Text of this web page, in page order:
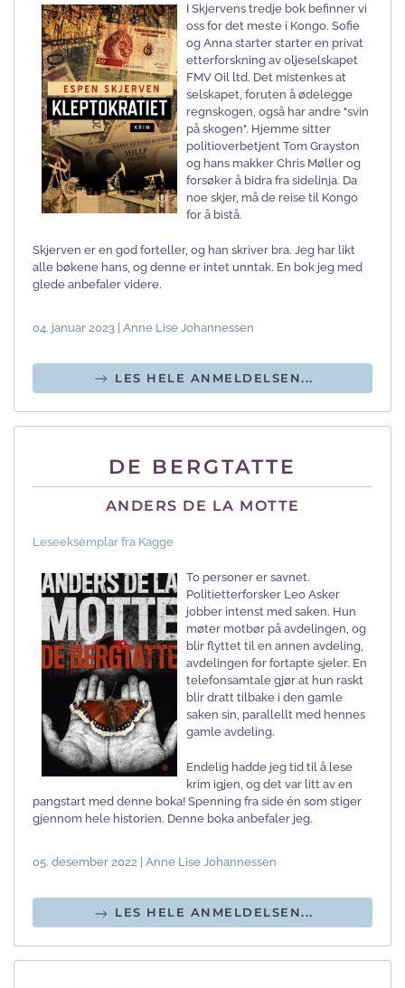
I Skjervens tredje bok befinner vi
oss for det meste i Kongo. Sofie
og Anna starter starter en privat
etterforskning av oljeselskapet
FMV Oil ltd. Det mistenkes at
selskapet, foruten å ødelegge
regnskogen, også har andre "svin
på skogen". Hjemme sitter
politioverbetjent Tom Grayston
og hans makker Chris Møller og
forsøker å bidra fra sidelinja. Da
noe skjer, må de reise til Kongo
for å bistå.
Skjerven er en god forteller, og han skriver bra. Jeg har likt
alle bøkene hans, og denne er intet unntak. En bok jeg med
glede anbefaler videre.
04. januar 2023 | Anne Lise Johannessen
LES HELE ANMELDELSEN...
DE BERGTATTE
ANDERS DE LA MOTTE
Leseeksemplar fra Kagge
To personer er savnet.
Politietterforsker Leo Asker
jobber intenst med saken. Hun
møter motbør på avdelingen, og
blir flyttet til en annen avdeling,
avdelingen for fortapte sjeler. En
telefonsamtale gjør at hun raskt
blir dratt tilbake i den gamle
saken sin, parallellt med hennes
gamle avdeling.
Endelig hadde jeg tid til å lese
krim igjen, og det var litt av en
pangstart med denne boka! Spenning fra side én som stiger
gjennom hele historien. Denne boka anbefaler jeg.
05. desember 2022 | Anne Lise Johannessen
LES HELE ANMELDELSEN...